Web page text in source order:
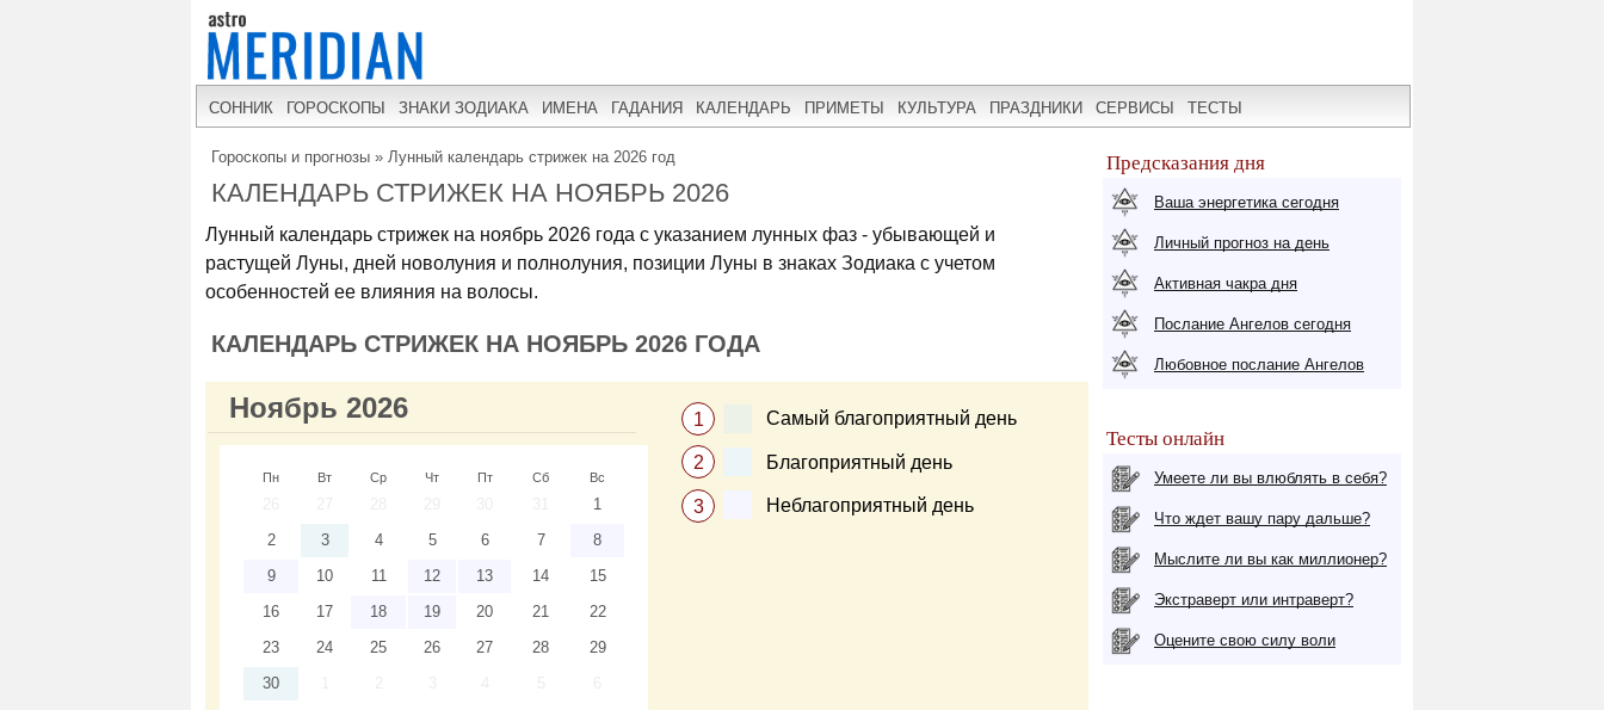
СОННИК ГОРОСКОПЫ ЗНАКИ ЗОДИАКА ИМЕНА ГАДАНИЯ КАЛЕНДАРЬ ПРИМЕТЫ КУЛЬТУРА ПРАЗДНИКИ СЕРВИСЫ ТЕСТЫ
Гороскопы и прогнозы » Лунный календарь стрижек на 2026 год
КАЛЕНДАРЬ СТРИЖЕК НА НОЯБРЬ 2026
Лунный календарь стрижек на ноябрь 2026 года с указанием лунных фаз - убывающей и
растущей Луны, дней новолуния и полнолуния, позиции Луны в знаках Зодиака с учетом
особенностей ее влияния на волосы.
КАЛЕНДАРЬ СТРИЖЕК НА НОЯБРЬ 2026 ГОДА
Ноябрь 2026
Пн Вт Ср Чт Пт Сб Вс
1
2
3 4 5 6 7
8
9
10 11 12 13 14
15
16
17 18 19 20 21
22
23
24 25 26 27 28
29
30
Самый благоприятный день
Благоприятный день
Неблагоприятный день
Предсказания дня
Ваша энергетика сегодня
Личный прогноз на день
Активная чакра дня
Послание Ангелов сегодня
Любовное послание Ангелов
Тесты онлайн
Умеете ли вы влюблять в себя?
Что ждет вашу пару дальше?
Мыслите ли вы как миллионер?
Экстраверт или интраверт?
Оцените свою силу воли